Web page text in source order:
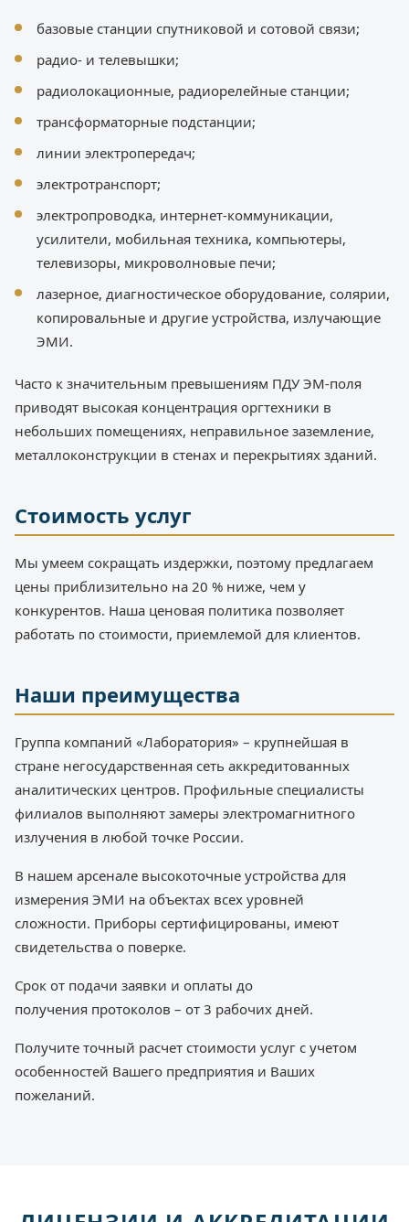
базовые станции спутниковой и сотовой связи;
радио- и телевышки;
радиолокационные, радиорелейные станции;
трансформаторные подстанции;
линии электропередач;
электротранспорт;
электропроводка, интернет-коммуникации,
усилители, мобильная техника, компьютеры,
телевизоры, микроволновые печи;
лазерное, диагностическое оборудование, солярии,
копировальные и другие устройства, излучающие
ЭМИ.
Часто к значительным превышениям ПДУ ЭМ-поля
приводят высокая концентрация оргтехники в
небольших помещениях, неправильное заземление,
металлоконструкции в стенах и перекрытиях зданий.
Стоимость услуг
Мы умеем сокращать издержки, поэтому предлагаем
цены приблизительно на 20 % ниже, чем у
конкурентов. Наша ценовая политика позволяет
работать по стоимости, приемлемой для клиентов.
Наши преимущества
Группа компаний «Лаборатория» – крупнейшая в
стране негосударственная сеть аккредитованных
аналитических центров. Профильные специалисты
филиалов выполняют замеры электромагнитного
излучения в любой точке России.
В нашем арсенале высокоточные устройства для
измерения ЭМИ на объектах всех уровней
сложности. Приборы сертифицированы, имеют
свидетельства о поверке.
Срок от подачи заявки и оплаты до
получения протоколов – от 3 рабочих дней.
Получите точный расчет стоимости услуг с учетом
особенностей Вашего предприятия и Ваших
пожеланий.